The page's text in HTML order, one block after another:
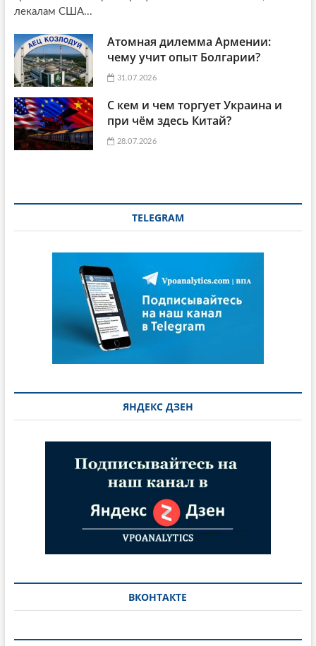
лекалам США...
Атомная дилемма Армении:
чему учит опыт Болгарии?
31.07.2026
С кем и чем торгует Украина и
при чём здесь Китай?
28.07.2026
TELEGRAM
ЯНДЕКС ДЗЕН
ВКОНТАКТЕ